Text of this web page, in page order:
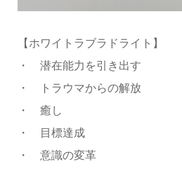
【ホワイトラブラドライト】
・ 潜在能力を引き出す
・ トラウマからの解放
・ 癒し
・ 目標達成
・ 意識の変革